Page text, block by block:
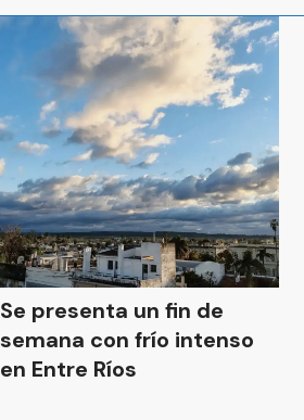
Se presenta un fin de
semana con frío intenso
en Entre Ríos